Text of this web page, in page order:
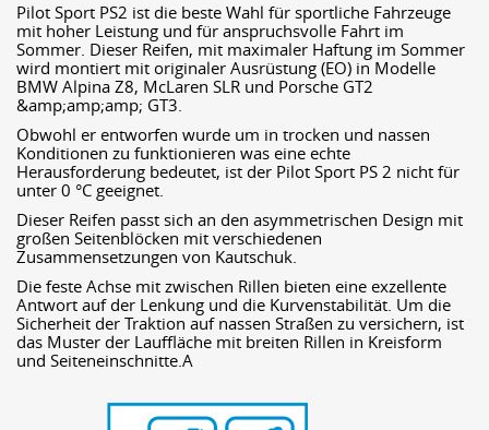
Pilot Sport PS2 ist die beste Wahl für sportliche Fahrzeuge
mit hoher Leistung und für anspruchsvolle Fahrt im
Sommer. Dieser Reifen, mit maximaler Haftung im Sommer
wird montiert mit originaler Ausrüstung (EO) in Modelle
BMW Alpina Z8, McLaren SLR und Porsche GT2
&amp;amp;amp; GT3.
Obwohl er entworfen wurde um in trocken und nassen
Konditionen zu funktionieren was eine echte
Herausforderung bedeutet, ist der Pilot Sport PS 2 nicht für
unter 0 °C geeignet.
Dieser Reifen passt sich an den asymmetrischen Design mit
großen Seitenblöcken mit verschiedenen
Zusammensetzungen von Kautschuk.
Die feste Achse mit zwischen Rillen bieten eine exzellente
Antwort auf der Lenkung und die Kurvenstabilität. Um die
Sicherheit der Traktion auf nassen Straßen zu versichern, ist
das Muster der Lauffläche mit breiten Rillen in Kreisform
und Seiteneinschnitte.A